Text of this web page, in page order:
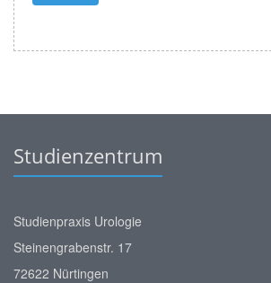
Studienzentrum
Studienpraxis Urologie
Steinengrabenstr. 17
72622 Nürtingen